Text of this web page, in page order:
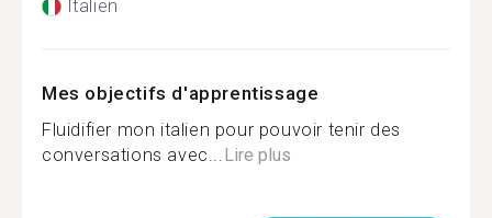
Italien
Mes objectifs d'apprentissage
Fluidifier mon italien pour pouvoir tenir des
conversations avec...Lire plus